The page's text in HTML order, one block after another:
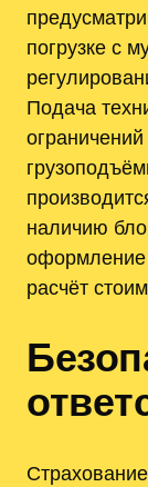
погрузке с
Подача
наличию
оформление
расчёт